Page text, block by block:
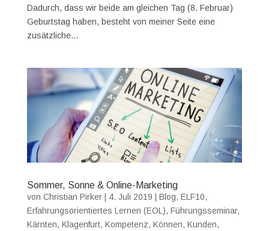
Dadurch, dass wir beide am gleichen Tag (8. Februar)
Geburtstag haben, besteht von meiner Seite eine
zusätzliche...
Sommer, Sonne & Online-Marketing
von Christian Pirker| 4. Juli 2019 Blog, ELF10,
Erfahrungsorientiertes Lernen (EOL), Führungsseminar,
Kärnten, Klagenfurt, Kompetenz, Können, Kunden,